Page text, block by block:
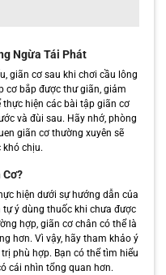
Ngừa Tái Phát
giãn cơ sau khi chơi cầu lông
cơ bắp được thư giãn, giảm
hiện các bài tập giãn cơ
và đùi sau. Hãy nhớ, phòng
giãn cơ thường xuyên sẽ
chịu.
hiện dưới sự hướng dẫn của
tự ý dùng thuốc khi chưa được
hợp, giãn cơ chân có thể là
hơn. Vì vậy, hãy tham khảo ý
phù hợp. Bạn có thể tìm hiểu
cái nhìn tổng quan hơn.